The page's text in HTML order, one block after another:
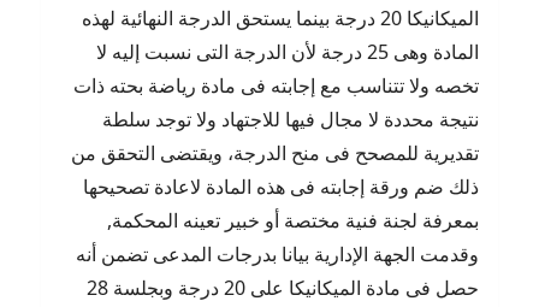
الميكانيكا 20 درجة بينما يستحق الدرجة النهائية لهذه
المادة وهى 25 درجة لأن الدرجة التى نسبت إليه لا
تخصه ولا تتناسب مع إجابته فى مادة رياضة بحته ذات
نتيجة محددة لا مجال فيها للاجتهاد ولا توجد سلطة
تقديرية للمصحح فى منح الدرجة، ويقتضى التحقق من
ذلك ضم ورقة إجابته فى هذه المادة لاعادة تصحيحها
بمعرفة لجنة فنية مختصة أو خبير تعينه المحكمة,
وقدمت الجهة الإدارية بيانا بدرجات المدعى تضمن أنه
حصل فى مادة الميكانيكا على 20 درجة وبجلسة 28